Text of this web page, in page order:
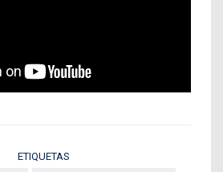
ETIQUETAS